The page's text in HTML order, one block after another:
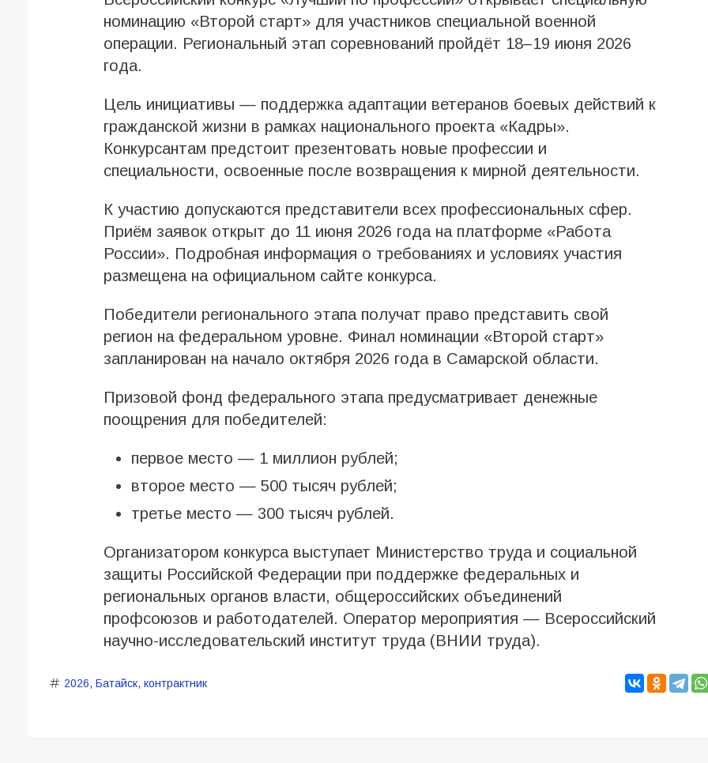
номинацию «Второй старт» для участников специальной военной
операции. Региональный этап соревнований пройдёт 18–19 июня 2026
года.
Цель инициативы — поддержка адаптации ветеранов боевых действий к
гражданской жизни в рамках национального проекта «Кадры».
Конкурсантам предстоит презентовать новые профессии и
специальности, освоенные после возвращения к мирной деятельности.
К участию допускаются представители всех профессиональных сфер.
Приём заявок открыт до 11 июня 2026 года на платформе «Работа
России». Подробная информация о требованиях и условиях участия
размещена на официальном сайте конкурса.
Победители регионального этапа получат право представить свой
регион на федеральном уровне. Финал номинации «Второй старт»
запланирован на начало октября 2026 года в Самарской области.
Призовой фонд федерального этапа предусматривает денежные
поощрения для победителей:
первое место — 1 миллион рублей;
второе место — 500 тысяч рублей;
третье место — 300 тысяч рублей.
Организатором конкурса выступает Министерство труда и социальной
защиты Российской Федерации при поддержке федеральных и
региональных органов власти, общероссийских объединений
профсоюзов и работодателей. Оператор мероприятия — Всероссийский
научно-исследовательский институт труда (ВНИИ труда).
2026, Батайск, контрактник